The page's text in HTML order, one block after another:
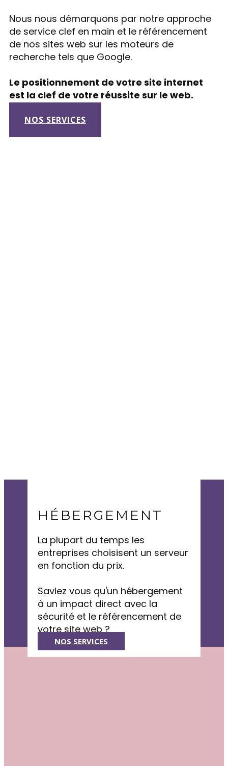
Nous nous démarquons par notre approche
de service clef en main et le référencement
de nos sites web sur les moteurs de
recherche tels que Google.
Le positionnement de votre site internet
est la clef de votre réussite sur le web.
NOS SERVICES
HÉBERGEMENT
La plupart du temps les
entreprises choisisent un serveur
en fonction du prix.
Saviez vous qu'un hébergement
à un impact direct avec la
sécurité et le référencement de
votre site web ?
NOS SERVICES